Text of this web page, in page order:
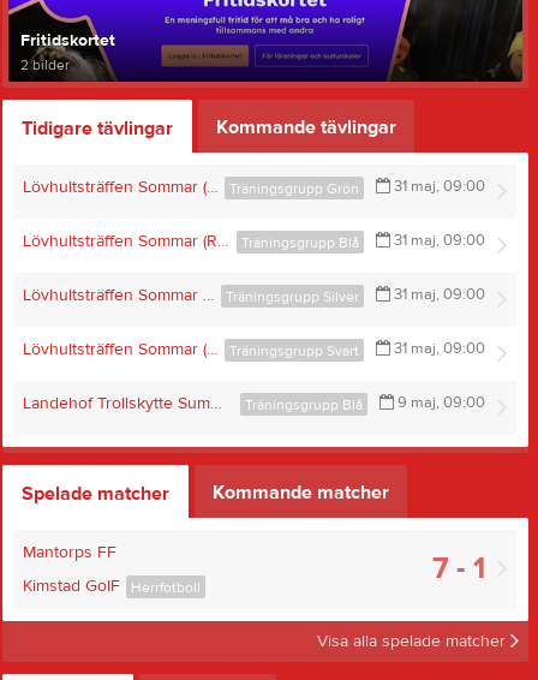
Fritidskortet
2 bilder
Tidigare tävlingar Kommande tävlingar
31 maj, 09:00
Träningsgrupp Grön
Lövhultsträffen Sommar (Region Syd Cup)
31 maj, 09:00
Träningsgrupp Blå
Lövhultsträffen Sommar (Region Syd Cup)
31 maj, 09:00
Träningsgrupp Silver
Lövhultsträffen Sommar (Region Syd Cup)
31 maj, 09:00
Träningsgrupp Svart
Lövhultsträffen Sommar (Region Syd Cup)
9 maj, 09:00
Träningsgrupp Blå
Landehof Trollskytte Summer Biathlon Race 2026
Spelade matcher Kommande matcher
7 - 1
Mantorps FF
Herrfotboll
Kimstad GoIF
Visa alla spelade matcher